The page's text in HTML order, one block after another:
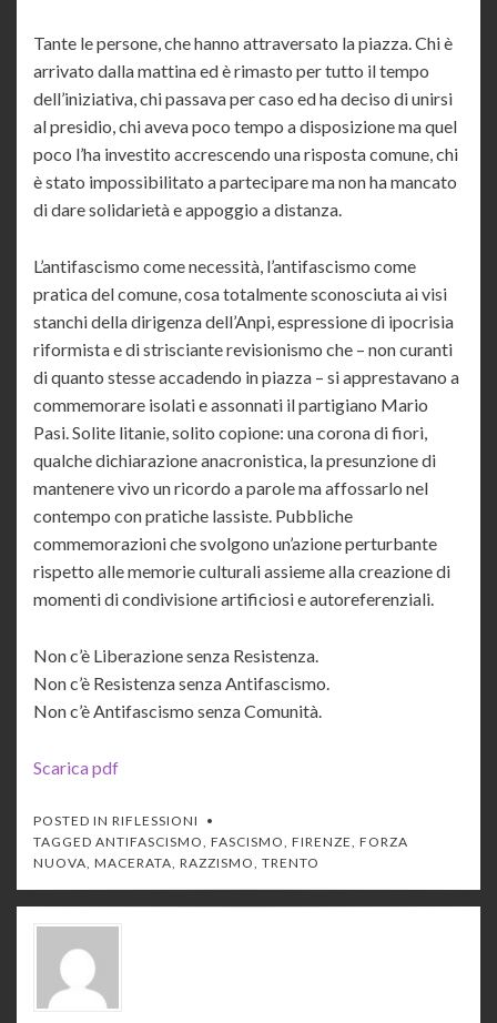
Tante le persone, che hanno attraversato la piazza. Chi è
arrivato dalla mattina ed è rimasto per tutto il tempo
dell’iniziativa, chi passava per caso ed ha deciso di unirsi
al presidio, chi aveva poco tempo a disposizione ma quel
poco l’ha investito accrescendo una risposta comune, chi
è stato impossibilitato a partecipare ma non ha mancato
di dare solidarietà e appoggio a distanza.
L’antifascismo come necessità, l’antifascismo come
pratica del comune, cosa totalmente sconosciuta ai visi
stanchi della dirigenza dell’Anpi, espressione di ipocrisia
riformista e di strisciante revisionismo che – non curanti
di quanto stesse accadendo in piazza – si apprestavano a
commemorare isolati e assonnati il partigiano Mario
Pasi. Solite litanie, solito copione: una corona di fiori,
qualche dichiarazione anacronistica, la presunzione di
mantenere vivo un ricordo a parole ma affossarlo nel
contempo con pratiche lassiste. Pubbliche
commemorazioni che svolgono un’azione perturbante
rispetto alle memorie culturali assieme alla creazione di
momenti di condivisione artificiosi e autoreferenziali.
Non c’è Liberazione senza Resistenza.
Non c’è Resistenza senza Antifascismo.
Non c’è Antifascismo senza Comunità.
Scarica pdf
POSTED IN RIFLESSIONI
TAGGED ANTIFASCISMO, FASCISMO, FIRENZE, FORZA
NUOVA, MACERATA, RAZZISMO, TRENTO